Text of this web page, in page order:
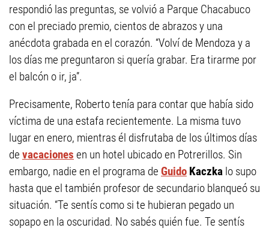
respondió las preguntas, se volvió a Parque Chacabuco
con el preciado premio, cientos de abrazos y una
anécdota grabada en el corazón. “Volví de Mendoza y a
los días me preguntaron si quería grabar. Era tirarme por
el balcón o ir, ja”.
Precisamente, Roberto tenía para contar que había sido
víctima de una estafa recientemente. La misma tuvo
lugar en enero, mientras él disfrutaba de los últimos días
de vacaciones en un hotel ubicado en Potrerillos. Sin
embargo, nadie en el programa de Guido Kaczka lo supo
hasta que el también profesor de secundario blanqueó su
situación. “Te sentís como si te hubieran pegado un
sopapo en la oscuridad. No sabés quién fue. Te sentís